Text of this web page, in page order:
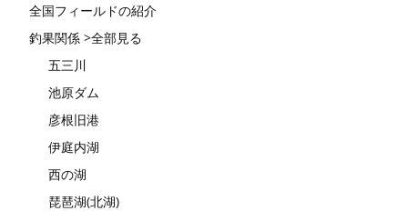
全国フィールドの紹介
釣果関係 >全部見る
五三川
池原ダム
彦根旧港
伊庭内湖
西の湖
琵琶湖(北湖)